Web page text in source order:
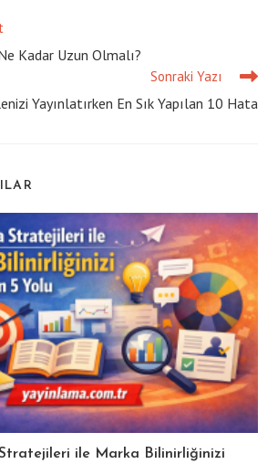
Kadar Uzun Olmalı?
Sonraki Yazı
Yayınlatırken En Sık Yapılan 10 Hata
Stratejileri ile Marka Bilinirliğinizi